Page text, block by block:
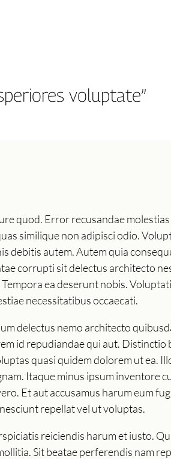
voluptate”
quod. Error recusandae
similique non adipisci odio.
debitis autem. Autem quia
corrupti sit delectus architecto
ea deserunt nobis.
necessitatibus occaecati.
delectus nemo architecto
id repudiandae qui aut.
quasi quidem dolorem ut
Itaque minus ipsum inventore
Et aut accusamus harum eum
repellat vel ut voluptas.
reiciendis harum et iusto.
Sit beatae perferendis nam